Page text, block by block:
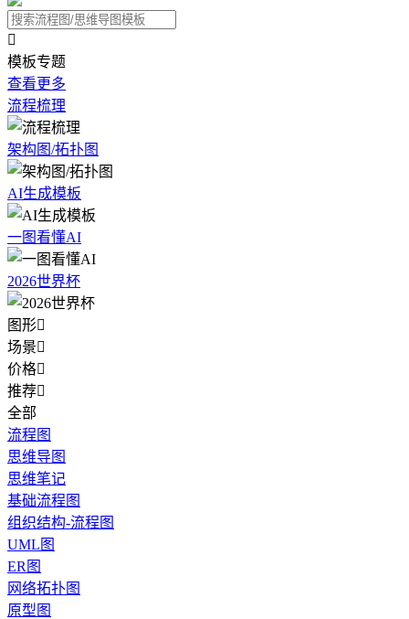

模板专题
查看更多
流程梳理
架构图/拓扑图
AI生成模板
一图看懂AI
2026世界杯
图形
场景
价格
推荐
全部
流程图
思维导图
思维笔记
基础流程图
组织结构-流程图
UML图
ER图
网络拓扑图
原型图